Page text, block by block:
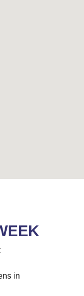
in